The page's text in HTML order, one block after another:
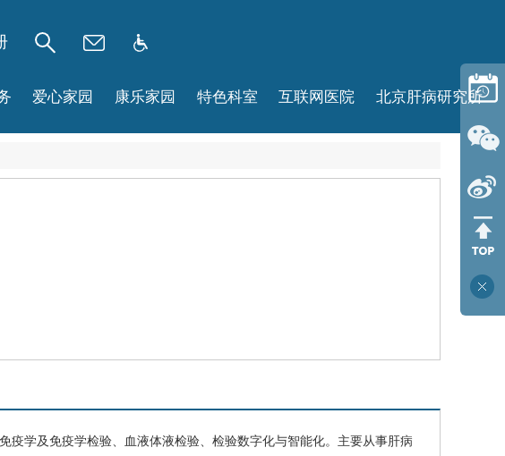
爱心家园 康乐家园 特色科室 互联网医院 北京肝病研究所
疫学及免疫学检验、血液体液检验、检验数字化与智能化。主要从事肝病